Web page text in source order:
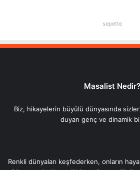
sepette
Masalist Nedir?
Biz, hikayelerin büyülü dünyasında
duyan genç ve dinamik
Renkli dünyaları keşfederken, onların